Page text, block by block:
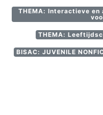
THEMA: Interactieve
THEMA:
BISAC: JUVENILE